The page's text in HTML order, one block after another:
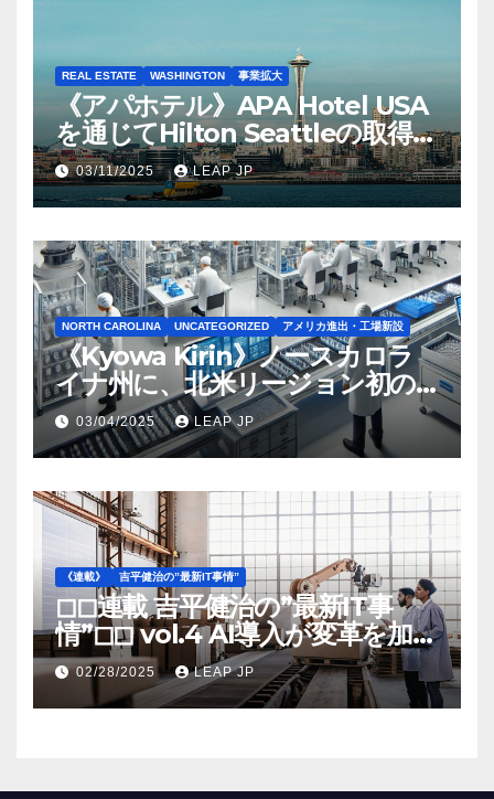
REAL ESTATE WASHINGTON 事業拡大
《アパホテル》APA Hotel USA
を通じてHilton Seattleの取得を
完了
03/11/2025 LEAP JP
NORTH CAROLINA UNCATEGORIZED アメリカ進出・工場新設
《Kyowa Kirin》ノースカロラ
イナ州に、北米リージョン初の
工場建設を決定
03/04/2025 LEAP JP
《連載》 吉平健治の”最新IT事情”
◻︎◻︎連載 吉平健治の”最新IT事
情”◻︎◻︎ vol.4 AI導入が変革を加速
する米国製造業の最前線
02/28/2025 LEAP JP